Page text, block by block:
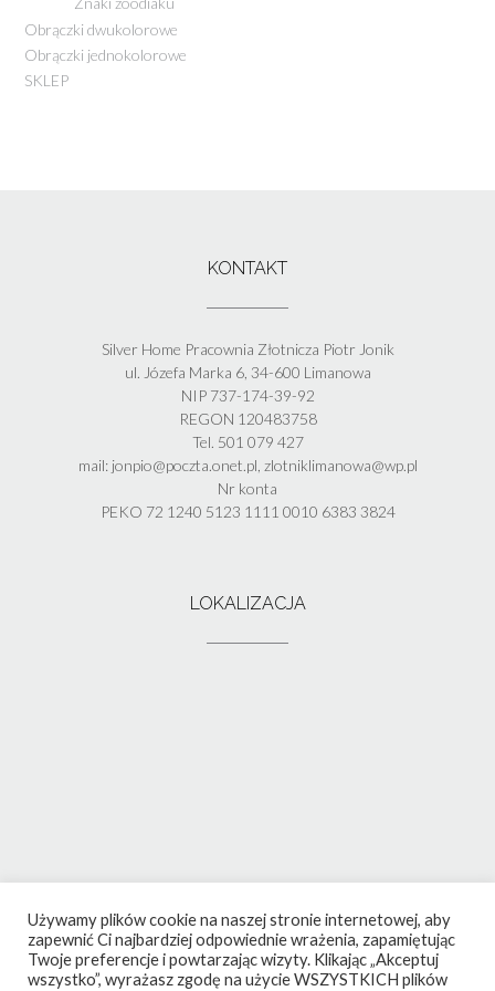
Obrączki dwukolorowe
Obrączki jednokolorowe
SKLEP
KONTAKT
Silver Home Pracownia Złotnicza Piotr Jonik
ul. Józefa Marka 6, 34-600 Limanowa
NIP 737-174-39-92
REGON 120483758
Tel. 501 079 427
mail: jonpio@poczta.onet.pl, zlotniklimanowa@wp.pl
Nr konta
PEKO 72 1240 5123 1111 0010 6383 3824
LOKALIZACJA
Używamy plików cookie na naszej stronie internetowej, aby
zapewnić Ci najbardziej odpowiednie wrażenia, zapamiętując
Twoje preferencje i powtarzając wizyty. Klikając „Akceptuj
wszystko”, wyrażasz zgodę na użycie WSZYSTKICH plików